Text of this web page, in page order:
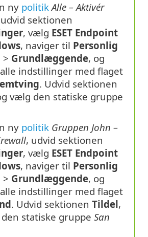
ny politik Alle – Aktivér
sektionen
, vælg ESET Endpoint
, naviger til Personlig
> Grundlæggende, og
indstillinger med flaget
. Udvid sektionen
vælg den statiske gruppe
ny politik Gruppen John –
, udvid sektionen
, vælg ESET Endpoint
, naviger til Personlig
> Grundlæggende, og
indstillinger med flaget
. Udvid sektionen Tildel,
statiske gruppe San